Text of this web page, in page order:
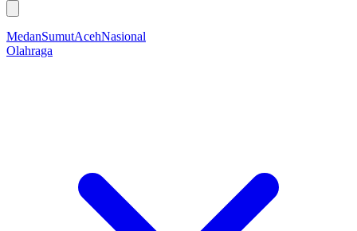
MedanSumutAcehNasional
Olahraga